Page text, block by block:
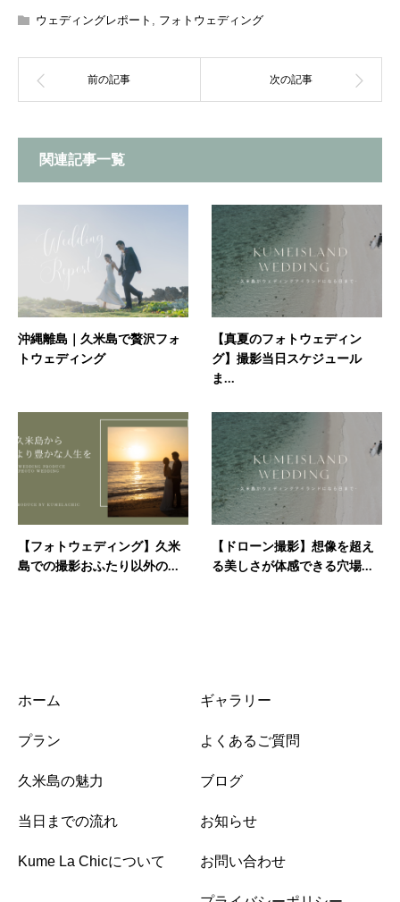
ウェディングレポート フォトウェディング
関連記事一覧
沖縄離島｜久米島で贅沢フォ
トウェディング
【真夏のフォトウェディン
グ】撮影当日スケジュール
ま...
【フォトウェディング】久米
島での撮影おふたり以外の...
【ドローン撮影】想像を超え
る美しさが体感できる穴場...
ホーム
プラン
久米島の魅力
当日までの流れ
Kume La Chicについて
ギャラリー
よくあるご質問
ブログ
お知らせ
お問い合わせ